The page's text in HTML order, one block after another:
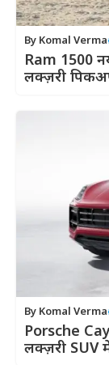
By Komal Verma
Ram 1500
लक्ज़री
By Komal Verma
Porsche
लक्ज़री SUV